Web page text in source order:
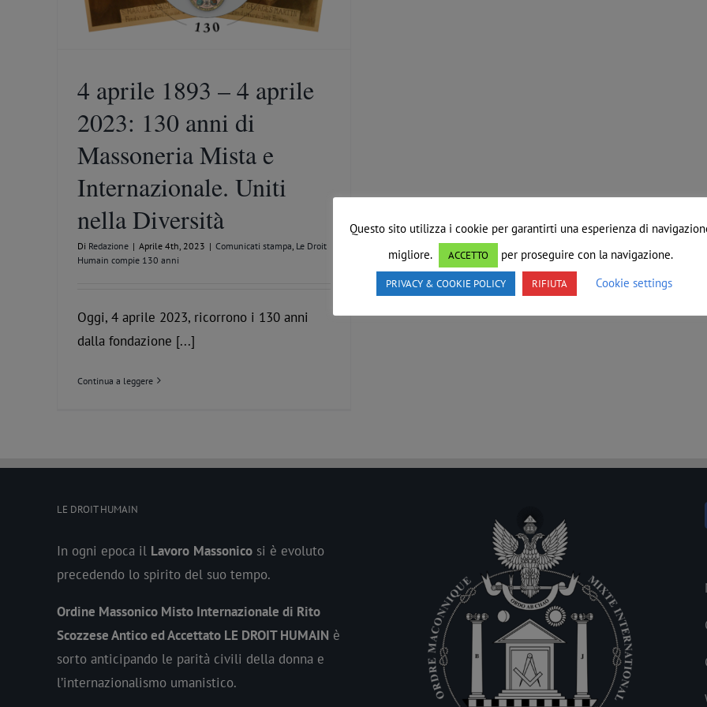
4 aprile 1893 – 4 aprile
2023: 130 anni di
Massoneria Mista e
Internazionale. Uniti
nella Diversità
Di Redazione | Aprile 4th, 2023 | Comunicati stampa Le Droit
Humain compie 130 anni
Oggi, 4 aprile 2023, ricorrono i 130 anni
dalla fondazione [...]
Continua a leggere
LE DROIT HUMAIN
In ogni epoca il Lavoro Massonico si è evoluto
precedendo lo spirito del suo tempo.
Ordine Massonico Misto Internazionale di Rito
Scozzese Antico ed Accettato LE DROIT HUMAIN è
sorto anticipando le parità civili della donna e
l’internazionalismo umanistico.
Questo sito utilizza i cookie per garantirti una esperienza di
migliore.
ACCETTO per proseguire con la navigazione.
PRIVACY & COOKIE POLICY RIFIUTA Cookie settings